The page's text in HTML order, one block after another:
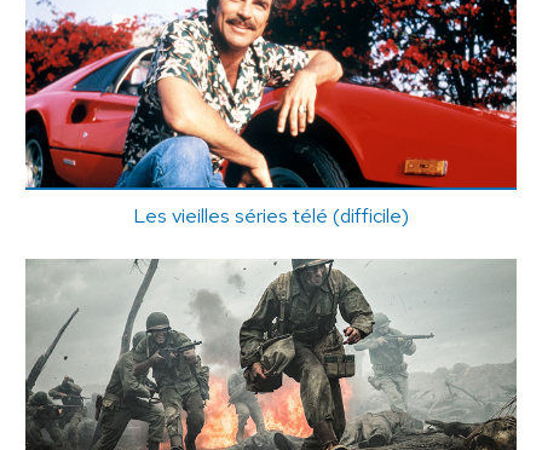
Les vieilles séries télé (difficile)